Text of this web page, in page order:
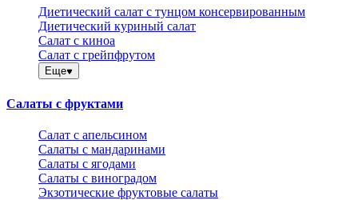
Диетический салат с тунцом консервированным
Диетический куриный салат
Салат с киноа
Салат с грейпфрутом
Еще
Салаты с фруктами
Салат с апельсином
Салаты с мандаринами
Салаты с ягодами
Салаты с виноградом
Экзотические фруктовые салаты